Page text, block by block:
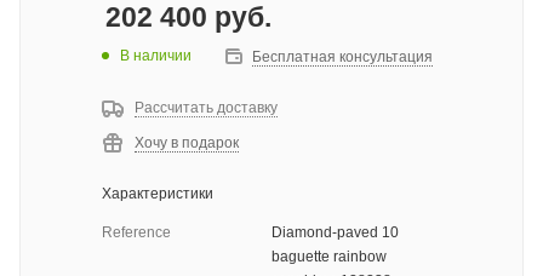
202 400 руб.
В наличии Бесплатная консультация
Рассчитать доставку
Хочу в подарок
Характеристики
Reference
Diamond-paved 10
baguette rainbow